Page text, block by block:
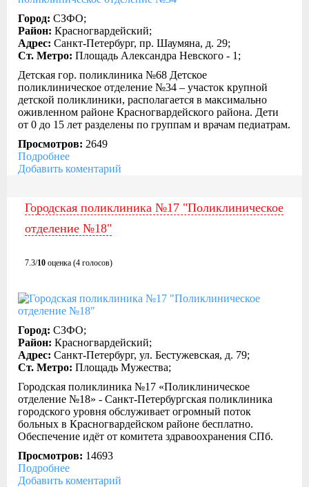
Город: СЗФО;
Район: Красногвардейский;
Адрес: Санкт-Петербург, пр. Шаумяна, д. 29;
Ст. Метро: Площадь Александра Невского - 1;
Детская гор. поликлиника №68 Детское
поликлиническое отделение №34 – участок крупной
детской поликлиники, располагается в максимально
оживленном районе Красногвардейского района. Дети
от 0 до 15 лет разделены по группам и врачам педиатрам.
Просмотров: 2649
Подробнее
Добавить коментарий
Городская поликлиника №17 "Поликлиническое
отделение №18"
7.3/10 оценка (4 голосов)
Город: СЗФО;
Район: Красногвардейский;
Адрес: Санкт-Петербург, ул. Бестужевская, д. 79;
Ст. Метро: Площадь Мужества;
Городская поликлиника №17 «Поликлиническое
отделение №18» - Санкт-Петербургская поликлиника
городского уровня обслуживает огромный поток
больных в Красногвардейском районе бесплатно.
Обеспечение идёт от комитета здравоохранения СПб.
Просмотров: 14693
Подробнее
Добавить коментарий